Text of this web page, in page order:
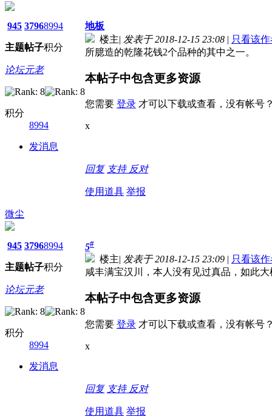
945
主题
3796
帖子
8994
积分
论坛元老
积分
8994
发消息
地板
楼主| 发表于 2018-12-15 23:08 | 只看该
所臆造的乾隆花钱2个品种的其中之一。
本帖子中包含更多资源
您需要 登录 才可以下载或查看，没有帐号
x
回复 支持 反对
使用道具 举报
微尘
945
主题
3796
帖子
8994
积分
论坛元老
积分
8994
发消息
5#
楼主| 发表于 2018-12-15 23:09 | 只看该
咸丰满宝汉川，本人没有见过真品，如此
本帖子中包含更多资源
您需要 登录 才可以下载或查看，没有帐号
x
回复 支持 反对
使用道具 举报